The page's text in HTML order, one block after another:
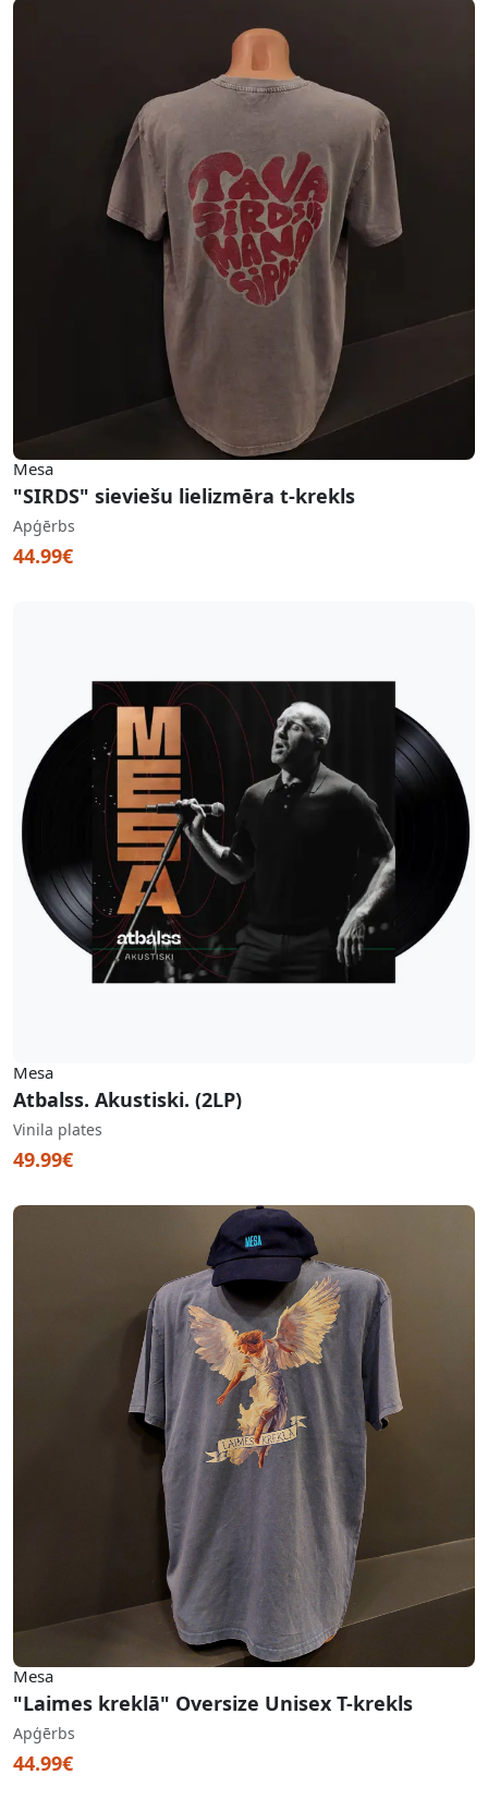
Mesa
"SIRDS" sieviešu lielizmēra t-krekls
Apģērbs
44.99€
Mesa
Atbalss. Akustiski. (2LP)
Vinila plates
49.99€
Mesa
"Laimes kreklā" Oversize Unisex T-krekls
Apģērbs
44.99€